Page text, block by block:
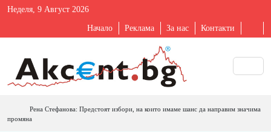
Неделя, 9 Август 2026
Начало Реклама За нас Контакти
Рена Стефанова: Предстоят избори, на които имаме шанс да направим значима
промяна